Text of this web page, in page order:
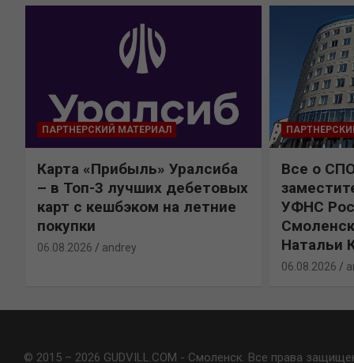
ПАРТНЕРСКИЙ МАТЕРИАЛ
Карта «Прибыль» Уралсиба
– в Топ-3 лучших дебетовых
карт с кешбэком на летние
покупки
06.08.2026 andrey
Все о
УФНС
Натальи
06.08.2026
© 2015 – 2026 GUDVILL.COM - Смоленск. Все права